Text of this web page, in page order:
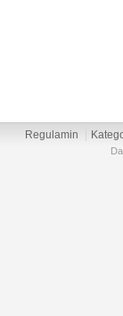
Regulamin